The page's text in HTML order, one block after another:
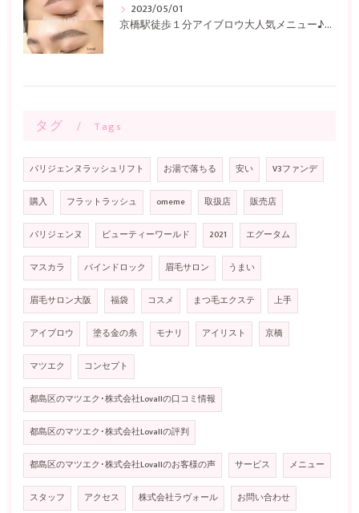
2023/05/01
京橋駅徒歩１分アイブロウ大人気メニュー♪〜Lovall〜
タグ Tags
パリジェンヌラッシュリフト お湯で落ちる 安い V3ファンデ
購入 フラットラッシュ omeme 取扱店 販売店
パリジェンヌ ビューティーワールド 2021 エグータム
マスカラ バインドロック 眉毛サロン うまい
眉毛サロン大阪 福袋 コスメ まつ毛エクステ 上手
アイブロウ 塗る金の糸 モナリ アイリスト 京橋
マツエク コンセプト
都島区のマツエク･株式会社Lovallの口コミ情報
都島区のマツエク･株式会社Lovallの評判
都島区のマツエク･株式会社Lovallのお客様の声 サービス メニュー
スタッフ アクセス 株式会社ラヴォール お問い合わせ